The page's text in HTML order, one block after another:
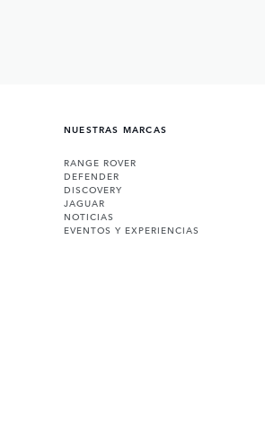
NUESTRAS MARCAS
RANGE ROVER
DEFENDER
DISCOVERY
JAGUAR
NOTICIAS
EVENTOS Y EXPERIENCIAS